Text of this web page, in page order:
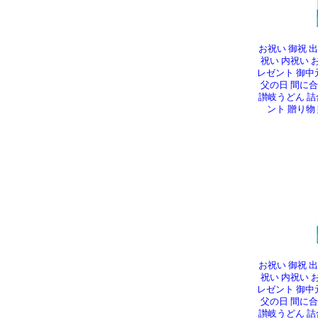
お祝い 御祝
祝い 内祝い
レゼント 御中
父の日 間に
讃岐うどん 詰
ント 贈り物
お祝い 御祝
祝い 内祝い
レゼント 御中
父の日 間に
讃岐うどん 詰